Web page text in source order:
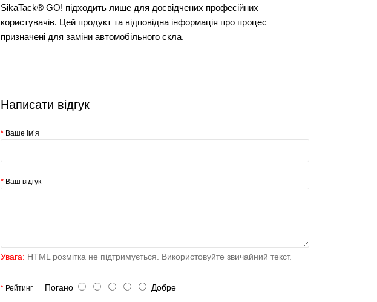
SikaTack® GO! підходить лише для досвідчених професійних
користувачів. Цей продукт та відповідна інформація про процес
призначені для заміни автомобільного скла.
Написати відгук
Ваше ім’я
Ваш відгук
Увага: HTML розмітка не підтримується. Використовуйте звичайний текст.
Рейтинг Погано Добре